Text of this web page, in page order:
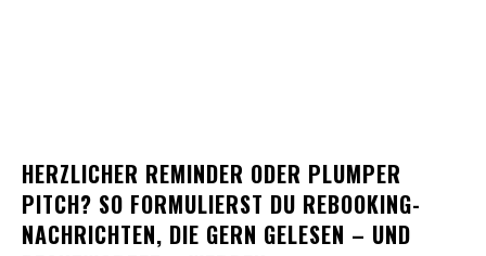
HERZLICHER REMINDER ODER PLUMPER
PITCH? SO FORMULIERST DU REBOOKING-
NACHRICHTEN, DIE GERN GELESEN – UND